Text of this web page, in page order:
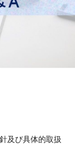
及び具体的取扱